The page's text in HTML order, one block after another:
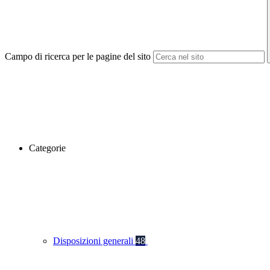
Campo di ricerca per le pagine del sito
Categorie
Disposizioni generali 48